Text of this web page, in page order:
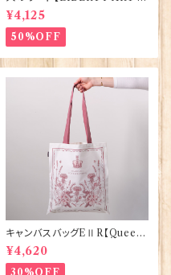
ABRIC=Thorpe】BlossomC
o 90294
¥4,125
50%OFF
キャンバスバッグEⅡR【Queen
ElizabethⅡ Commemorativ
e】Victoria Eggs 90332
¥4,620
30%OFF